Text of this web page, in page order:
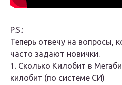
P.S.:
Теперь отвечу на вопросы,
часто задают новички.
1. Сколько Килобит в
килобит (по системе СИ)